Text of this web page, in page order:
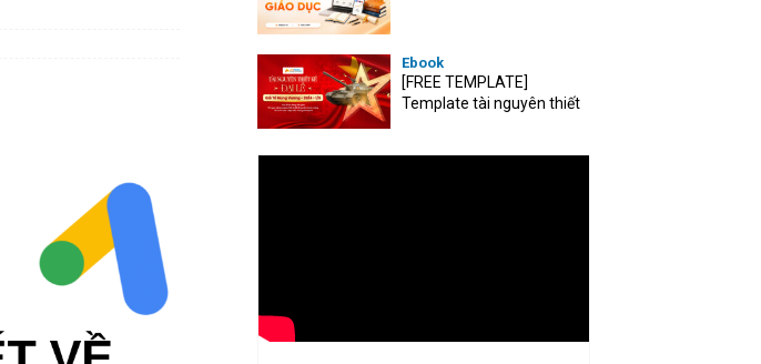
Ebook
[FREE TEMPLATE]
Template tài nguyên thiết